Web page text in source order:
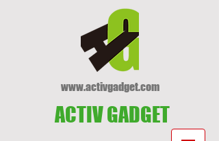
www.activgadget.com
ACTIV GADGET